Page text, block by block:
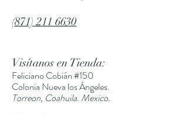
(871) 211 6630
Visítanos en Tienda:
Feliciano Cobián #150
Colonia Nueva los Ángeles.
Torreon, Coahuila. Mexico.